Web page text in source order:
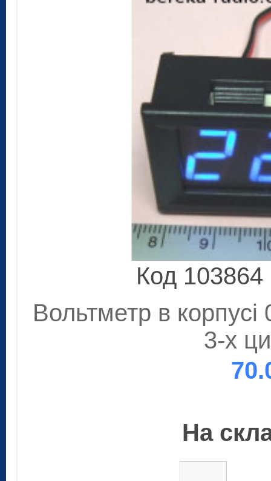
Код 103864
Вольтметр в
3-х
На